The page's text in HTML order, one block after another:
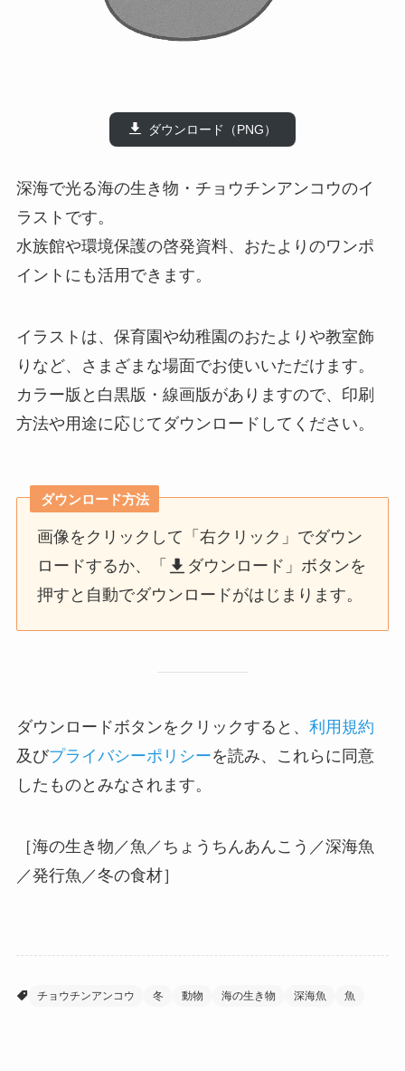
ダウンロード（PNG）
深海で光る海の生き物・チョウチンアンコウのイ
ラストです。
水族館や環境保護の啓発資料、おたよりのワンポ
イントにも活用できます。
イラストは、保育園や幼稚園のおたよりや教室飾
りなど、さまざまな場面でお使いいただけます。
カラー版と白黒版・線画版がありますので、印刷
方法や用途に応じてダウンロードしてください。
ダウンロード方法
画像をクリックして「右クリック」でダウン
ロードするか、「
ダウンロード」ボタンを
押すと自動でダウンロードがはじまります。
ダウンロードボタンをクリックすると、 利用規約
及びプライバシーポリシーを読み、これらに同意
したものとみなされます。
［海の生き物／魚／ちょうちんあんこう／深海魚
／発行魚／冬の食材］
チョウチンアンコウ 冬 動物 海の生き物 深海魚 魚